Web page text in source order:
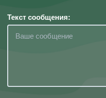
Текст сообщения: